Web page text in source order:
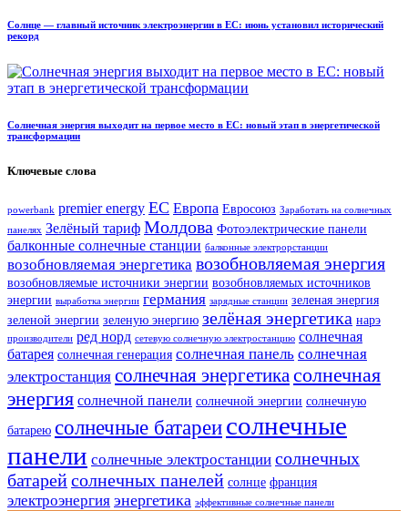
Солнце — главный источник электроэнергии в ЕС: июнь установил исторический
рекорд
Солнечная энергия выходит на первое место в ЕС: новый этап в энергетической
трансформации
Ключевые слова
powerbank premier energy ЕС Европа Евросоюз Заработать на солнечных
панелях Зелёный тариф Молдова Фотоэлектрические панели
балконные солнечные станции балконные электрорстанции
возобновляемая энергетика возобновляемая энергия
возобновляемые источники энергии возобновляемых источников
энергии выработка энергии германия зарядные станции зеленая энергия
зеленой энергии зеленую энергию зелёная энергетика нарэ
производители ред норд сетевую солнечную электростанцию солнечная
батарея солнечная генерация солнечная панель солнечная
электростанция солнечная энергетикасолнечная
энергия солнечной панели солнечной энергии солнечную
батарею солнечные батареисолнечные
панели солнечные электростанции солнечных
батарейсолнечных панелей солнце франция
электроэнергия энергетика эффективные солнечные панели